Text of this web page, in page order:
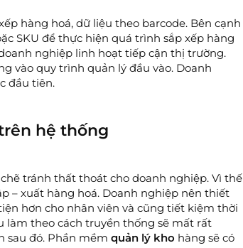
hàng hoá, dữ liệu theo barcode. Bên cạnh
SKU để thực hiện quá trình sắp xếp hàng
nghiệp linh hoạt tiếp cận thị trường.
vào quy trình quản lý đầu vào. Doanh
đầu tiên.
hệ thống
tránh thất thoát cho doanh nghiệp. Vì thế
– xuất hàng hoá. Doanh nghiệp nên thiết
hơn cho nhân viên và cũng tiết kiệm thời
làm theo cách truyền thống sẽ mất rất
sau đó. Phần mềm quản lý kho hàng sẽ có